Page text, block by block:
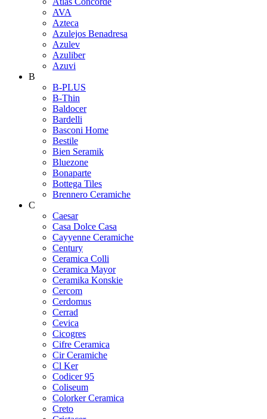
AVA
Azteca
Azulejos Benadresa
Azulev
Azuliber
Azuvi
B
B-PLUS
B-Thin
Baldocer
Bardelli
Basconi Home
Bestile
Bien Seramik
Bluezone
Bonaparte
Bottega Tiles
Brennero Ceramiche
C
Caesar
Casa Dolce Casa
Cayyenne Ceramiche
Century
Ceramica Colli
Ceramica Mayor
Ceramika Konskie
Cercom
Cerdomus
Cerrad
Cevica
Cicogres
Cifre Ceramica
Cir Ceramiche
Cl Ker
Codicer 95
Coliseum
Colorker Ceramica
Creto